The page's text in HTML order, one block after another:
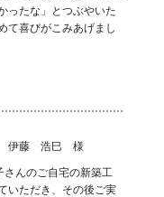
ったな」とつぶやいた
て喜びがこみあげまし
伊藤 浩巳 様
さんのご自宅の新築工
いただき、その後ご実